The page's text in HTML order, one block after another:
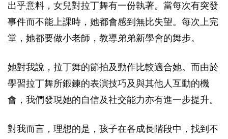
出乎意料，女兒對拉丁舞有一份執著。當每次有突發
事件而不能上課時，她都會感到無比失望。每次上完
堂，她都要做小老師，教導弟弟新學會的舞步。
她對我說，拉丁舞的節拍及動作比較適合她。而由於
學習拉丁舞所鍛鍊的表演技巧及與其他人互動的機
會，我們發現她的自信及社交能力亦有進一步提升。
對我而言，理想的是，孩子在各成長階段中，找到不